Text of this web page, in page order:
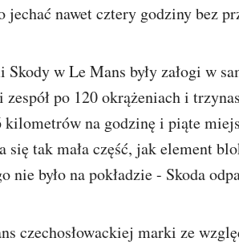
nawet cztery godziny bez
w Le Mans były załogi w
zespół po 120 okrążeniach i
kilometrów na godzinę i piąte
się tak mała część, jak element
nie było na pokładzie - Skoda
czechosłowackiej marki ze